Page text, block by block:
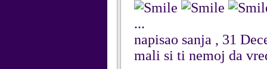
...
napisao sanja , 31
mali si ti nemoj da